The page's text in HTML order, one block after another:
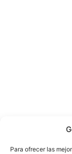
Para ofrecer las